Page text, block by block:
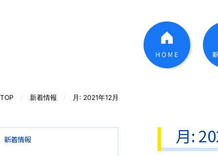
TOP 新着情報 月: 2021年12月
新着情報 月: